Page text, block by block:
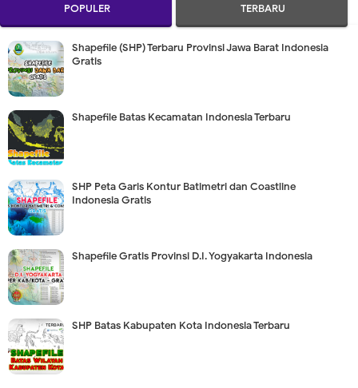
POPULER TERBARU
Shapefile (SHP) Terbaru Provinsi Jawa Barat Indonesia
Gratis
Shapefile Batas Kecamatan Indonesia Terbaru
SHP Peta Garis Kontur Batimetri dan Coastline
Indonesia Gratis
Shapefile Gratis Provinsi D.I. Yogyakarta Indonesia
SHP Batas Kabupaten Kota Indonesia Terbaru